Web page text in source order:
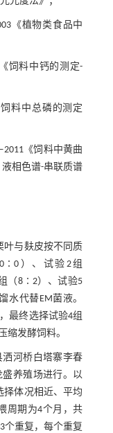
《植物类食品中
饲料中钙的测定-
料中总磷的测定
《饲料中黄曲
相色谱-串联质谱
叶与麸皮按不同质
）、试验2组
（8∶2）、试验5
水代替EM菌液。
最终选择试验4组
缩发酵饲料。
河桥白塔寨李春
养殖场进行。以
择体况相近、平均
周期为4个月，共
个重复，每个重复